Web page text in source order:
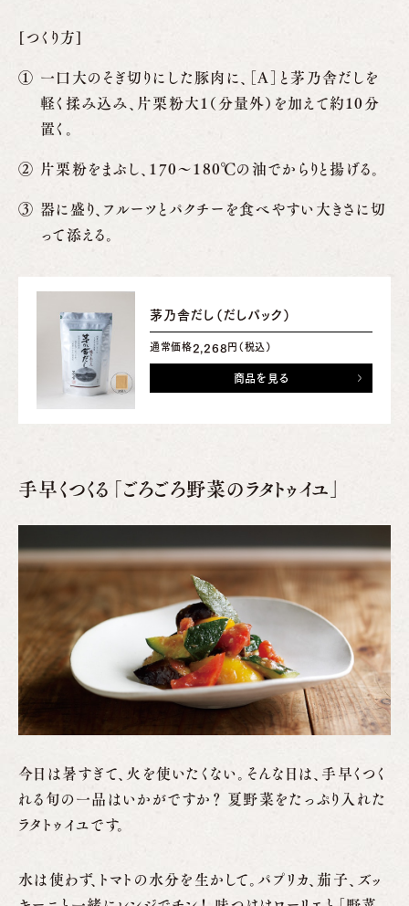
[つくり方]
一口大のそぎ切りにした豚肉に、［A］と茅乃舎だしを
軽く揉み込み、片栗粉大1（分量外）を加えて約10分
置く。
片栗粉をまぶし、170～180℃の油でからりと揚げる。
器に盛り、フルーツとパクチーを食べやすい大きさに切
って添える。
茅乃舎だし（だしパック）
通常価格2,268 円（税込）
商品を見る
手早くつくる「ごろごろ野菜のラタトゥイユ」
今日は暑すぎて、火を使いたくない。そんな日は、手早くつく
れる旬の一品はいかがですか？ 夏野菜をたっぷり入れた
ラタトゥイユです。
水は使わず、トマトの水分を生かして。パプリカ、茄子、ズッ